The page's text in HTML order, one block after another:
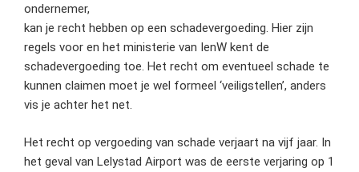
ondernemer,
kan je recht hebben op een schadevergoeding. Hier zijn
regels voor en het ministerie van IenW kent de
schadevergoeding toe. Het recht om eventueel schade te
kunnen claimen moet je wel formeel ‘veiligstellen’, anders
vis je achter het net.
Het recht op vergoeding van schade verjaart na vijf jaar. In
het geval van Lelystad Airport was de eerste verjaring op 1